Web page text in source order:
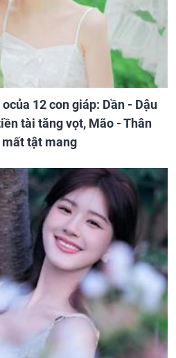
12 con giáp: Dần - Dậu
tài tăng vọt, Mão - Thân
tật mang